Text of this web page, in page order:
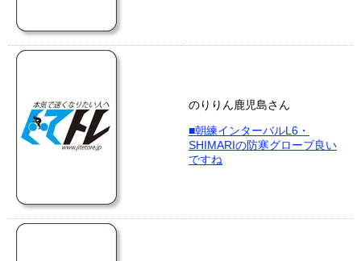
のりりん鹿児島さん
■朝練インターバルL6・
SHIMARIの防寒グローブ良い
ですね